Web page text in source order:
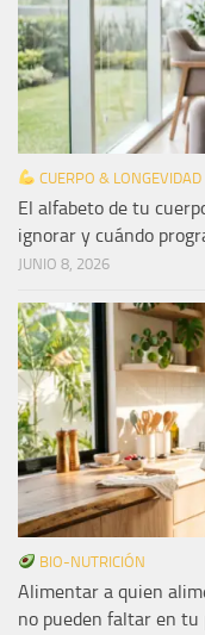
CUERPO & LONGEVIDAD
El alfabeto de tu
ignorar y cuándo
JUNIO 8, 2026
BIO-NUTRICIÓN
Alimentar a quien
no pueden faltar en